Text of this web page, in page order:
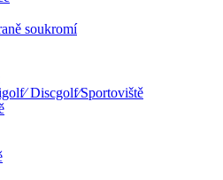
soukromí
Discgolf⁄Sportoviště